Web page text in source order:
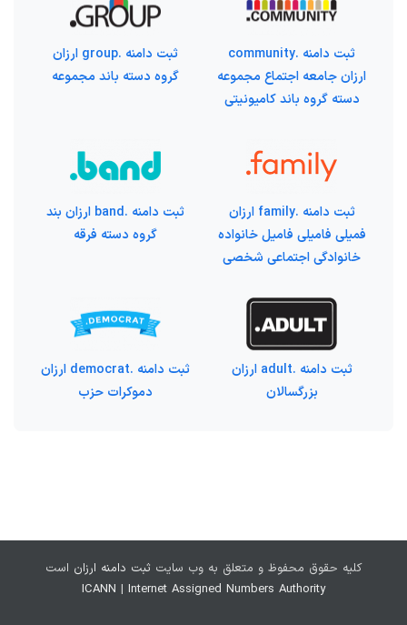
ثبت دامنه .community
ارزان جامعه اجتماع مجموعه
دسته گروه باند کامیونیتی
ثبت دامنه .group ارزان
گروه دسته باند مجموعه
ثبت دامنه .family ارزان
فمیلی فامیلی فامیل خانواده
خانوادگی اجتماعی شخصی
ثبت دامنه .band ارزان بند
گروه دسته فرقه
ثبت دامنه .adult ارزان
بزرگسالان
ثبت دامنه .democrat ارزان
دموکرات حزب
کلیه حقوق محفوظ و متعلق به وب سایت ثبت دامنه ارزان است
ICANN | Internet Assigned Numbers Authority